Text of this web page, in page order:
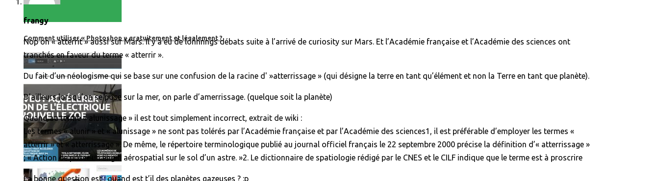
Comment utiliser « Photoshop » gratuitement et légalement ?
frangy
Nop on « atterrit » aussi sur Mars. Il y a eu de lonnnngs débats suite à l’arrivé de curiosity sur Mars. Et l’Académie française et l’Académie des sciences ont
tranchés en faveur du terme « atterrir ».
Du fait d’un néologisme qui se base sur une confusion de la racine d' »atterrissage » (qui désigne la terre en tant qu’élément et non la Terre en tant que planète).
D’ailleurs lorsqu’on se pose sur la mer, on parle d’amerrissage. (quelque soit la planète)
Quand au terme « alunissage » il est tout simplement incorrect, extrait de wiki :
Les termes « alunir » et « alunissage » ne sont pas tolérés par l’Académie française et par l’Académie des sciences1, il est préférable d’employer les termes «
atterrir » et « atterrissage ». De même, le répertoire terminologique publié au journal officiel français le 22 septembre 2000 précise la définition d’« atterrissage »
; « Action de poser un engin aérospatial sur le sol d’un astre. »2. Le dictionnaire de spatiologie rédigé par le CNES et le CILF indique que le terme est à proscrire
La bonne question est : quand est t’il des planètes gazeuses ? :p